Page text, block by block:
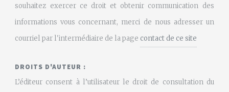
souhaitez exercer ce droit et obtenir communication des
informations vous concernant, merci de nous adresser un
courriel par l'intermédiaire de la page contact de ce site
DROITS D'AUTEUR :
L’éditeur consent à l’utilisateur le droit de consultation du